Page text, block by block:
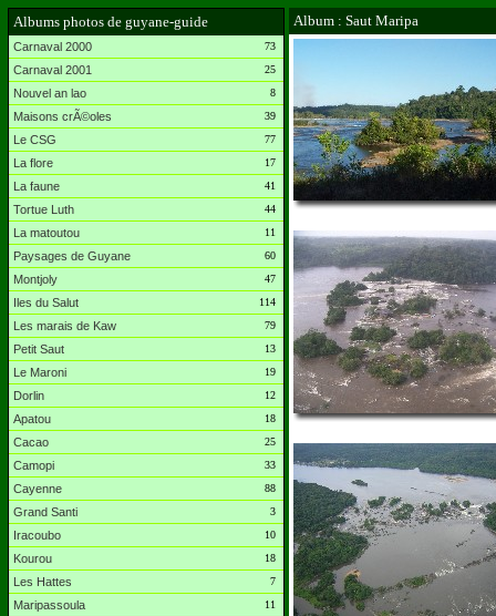
Albums photos de guyane-guide
Carnaval 2000 73
Carnaval 2001 25
Nouvel an lao 8
Maisons crÃ©oles 39
Le CSG 77
La flore 17
La faune 41
Tortue Luth 44
La matoutou 11
Paysages de Guyane 60
Montjoly 47
Iles du Salut 114
Les marais de Kaw 79
Petit Saut 13
Le Maroni 19
Dorlin 12
Apatou 18
Cacao 25
Camopi 33
Cayenne 88
Grand Santi 3
Iracoubo 10
Kourou 18
Les Hattes 7
Maripassoula 11
Album : Saut Maripa